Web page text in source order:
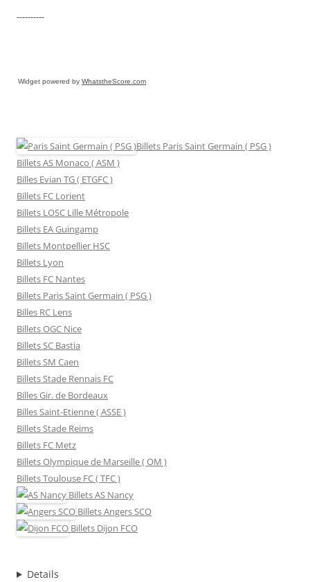
----------
Widget powered by WhatstheScore.com
Billets Paris Saint Germain ( PSG )
Billets AS Monaco ( ASM )
Billes Evian TG ( ETGFC )
Billets FC Lorient
Billets LOSC Lille Métropole
Billets EA Guingamp
Billets Montpellier HSC
Billets Lyon
Billets FC Nantes
Billets Paris Saint Germain ( PSG )
Billes RC Lens
Billets OGC Nice
Billets SC Bastia
Billets SM Caen
Billets Stade Rennais FC
Billes Gir. de Bordeaux
Billes Saint-Etienne ( ASSE )
Billets Stade Reims
Billets FC Metz
Billets Olympique de Marseille ( OM )
Billets Toulouse FC ( TFC )
BilletsAS Nancy
BilletsAngers SCO
Billets Dijon FCO
Details